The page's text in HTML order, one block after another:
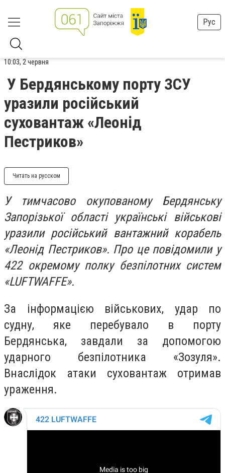
Рус
10:03, 2 червня
У Бердянському порту ЗСУ
уразили російський
суховантаж «Леонід
Пестриков»
Читать на русском
У тимчасово окупованому Бердянську
Запорізької області українські військові
уразили російський вантажний корабель
«Леонід Пестриков». Про це повідомили у
422 окремому полку безпілотних систем
«LUFTWAFFE».
За інформацією військових, удар по
судну, яке перебувало в порту
Бердянська, завдали за допомогою
ударного безпілотника «Зозуля».
Внаслідок атаки суховантаж отримав
ураження.